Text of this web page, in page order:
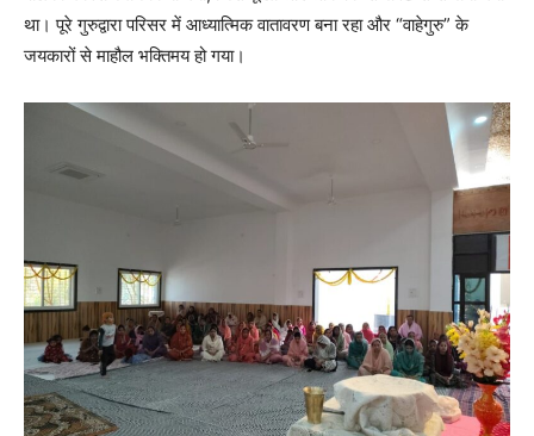
था। पूरे गुरुद्वारा परिसर में आध्यात्मिक वातावरण बना रहा और “वाहेगुरु” के
जयकारों से माहौल भक्तिमय हो गया।